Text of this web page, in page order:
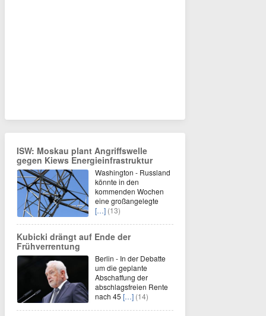
ISW: Moskau plant Angriffswelle
gegen Kiews Energieinfrastruktur
Washington - Russland
könnte in den
kommenden Wochen
eine großangelegte
[…] (13)
Kubicki drängt auf Ende der
Frühverrentung
Berlin - In der Debatte
um die geplante
Abschaffung der
abschlagsfreien Rente
nach 45 […] (14)